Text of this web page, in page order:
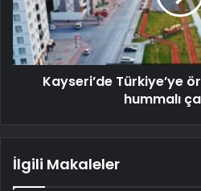
Kayseri’de Türkiye’ye
hummalı
İlgili Makaleler